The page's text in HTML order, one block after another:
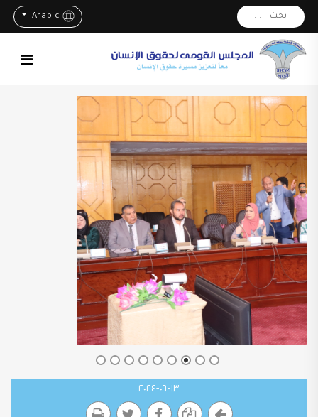
بحث . . . Arabic
١٣-٠٦-٢٠٢٤